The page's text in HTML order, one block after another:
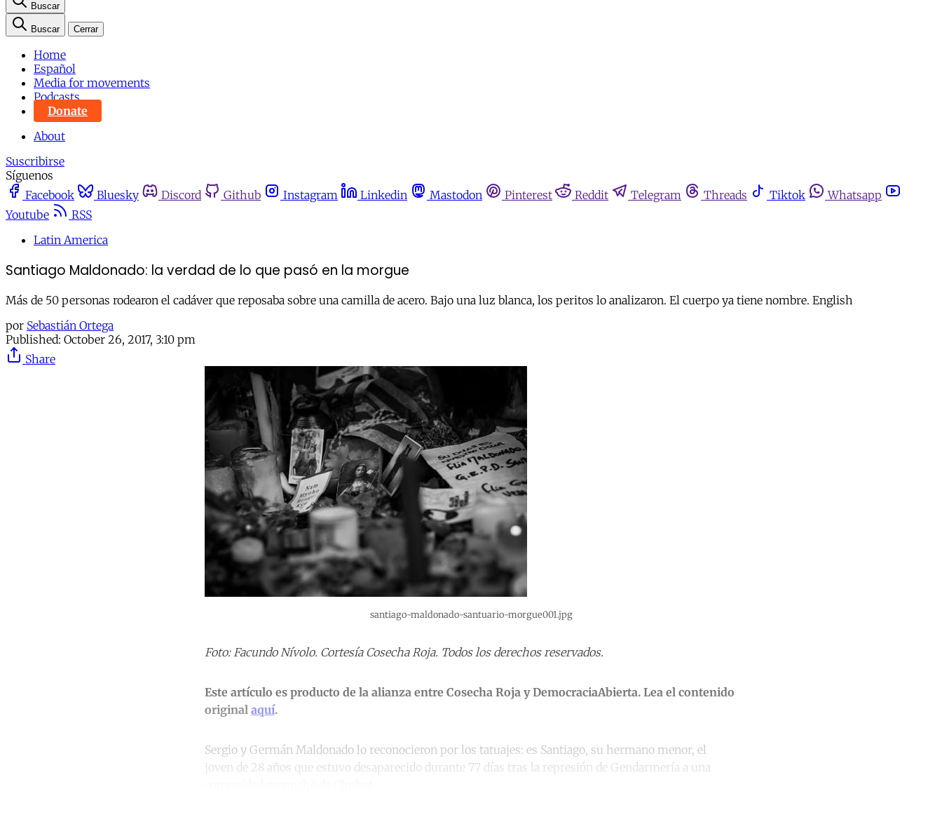
Buscar
Buscar Cerrar
Home
Español
Media for movements
Podcasts
Donate
About
Suscribirse
Síguenos
Facebook
Bluesky Discord Github Instagram Linkedin Mastodon Pinterest Reddit Telegram Threads Tiktok
Whatsapp
Youtube
RSS
Latin America
Santiago Maldonado: la verdad de lo que pasó en la morgue
Más de 50 personas rodearon el cadáver que reposaba sobre una camilla de acero. Bajo una luz blanca, los peritos lo analizaron. El cuerpo ya tiene nombre. English
por Sebastián Ortega
Published: October 26, 2017, 3:10 pm
Share
santiago-maldonado-santuario-morgue001.jpg
Foto: Facundo Nívolo. Cortesía Cosecha Roja. Todos los derechos reservados.
Este artículo es producto de la alianza entre Cosecha Roja y DemocraciaAbierta. Lea el contenido
original aquí.
Sergio y Germán Maldonado lo reconocieron por los tatuajes: es Santiago, su hermano menor, el
joven de 28 años que estuvo desaparecido durante 77 días tras la represión de Gendarmería a una